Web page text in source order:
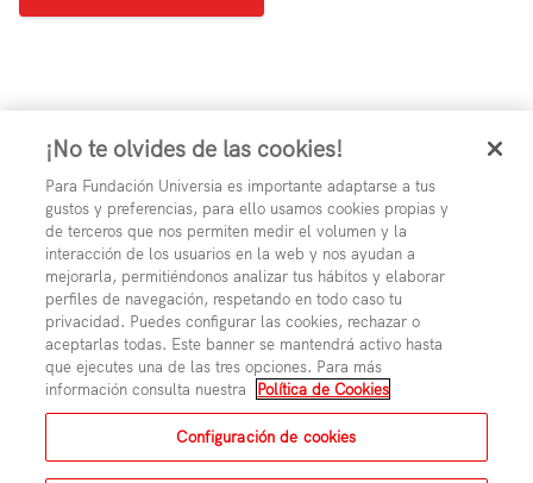
Polí­tica de Privacidad
Polí­tica de Cookies
Condiciones generales de uso
¡No te olvides de las cookies!
Para Fundación Universia es importante adaptarse a tus
gustos y preferencias, para ello usamos cookies propias y
de terceros que nos permiten medir el volumen y la
interacción de los usuarios en la web y nos ayudan a
mejorarla, permitiéndonos analizar tus hábitos y elaborar
perfiles de navegación, respetando en todo caso tu
privacidad. Puedes configurar las cookies, rechazar o
aceptarlas todas. Este banner se mantendrá activo hasta
que ejecutes una de las tres opciones. Para más
información consulta nuestra
Política de Cookies
Configuración de cookies